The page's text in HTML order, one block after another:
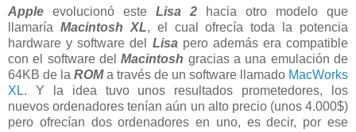
Apple evolucionó este Lisa 2 hacia otro modelo que
llamaría Macintosh XL, el cual ofrecía toda la potencia
hardware y software del Lisa pero además era compatible
con el software delMacintosh gracias a una emulación de
64KB de la ROMa través de un software llamado MacWorks
XL. Y la idea tuvo unos resultados prometedores, los
nuevos ordenadores tenían aún un alto precio (unos 4.000$)
pero ofrecían dos ordenadores en uno, es decir, por ese